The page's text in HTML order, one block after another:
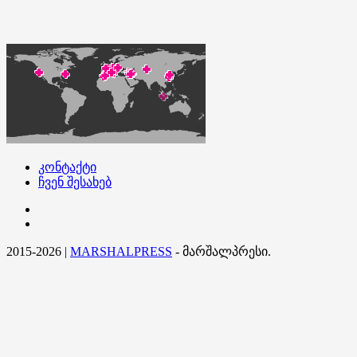
კონტაქტი
ჩვენ შესახებ
2015-2026 | MARSHALPRESS - მარშალპრესი.